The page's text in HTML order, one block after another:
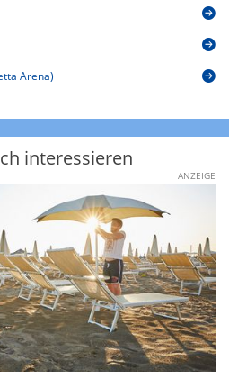
Arena)
interessieren
ANZEIGE